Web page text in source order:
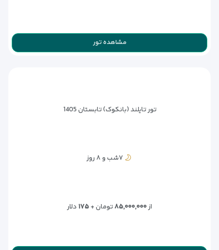
مشاهده تور
تور تایلند (بانکوک) تابستان 1405
۷شب و ۸ روز
از۸۵,۰۰۰,۰۰۰تومان +۱۷۵ دلار